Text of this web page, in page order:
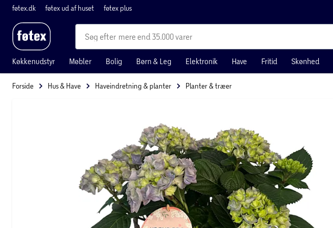
føtex.dk føtex ud af huset føtex plus
mere end 35.000 varer
Køkkenudstyr Møbler Bolig Børn & Leg Elektronik Have Fritid Skønhed
Forside Hus & Have Haveindretning & planter Planter & træer